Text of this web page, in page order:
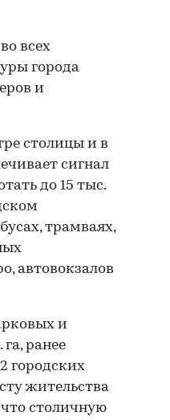
всех
города
и
столицы и в
сигнал
до 15 тыс.
трамваях,
автовокзалов
и
ранее
городских
жительства
столичную